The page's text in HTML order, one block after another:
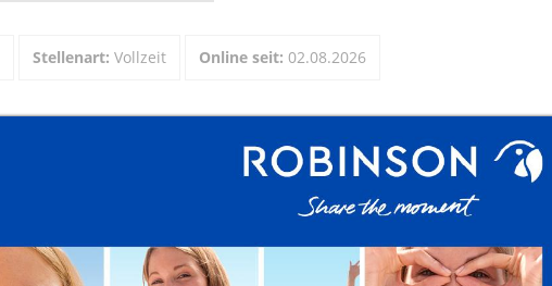
Stellenart: Vollzeit Online seit: 02.08.2026